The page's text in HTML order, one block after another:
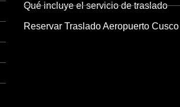
Qué incluye el servicio de traslado
Reservar Traslado Aeropuerto Cusco